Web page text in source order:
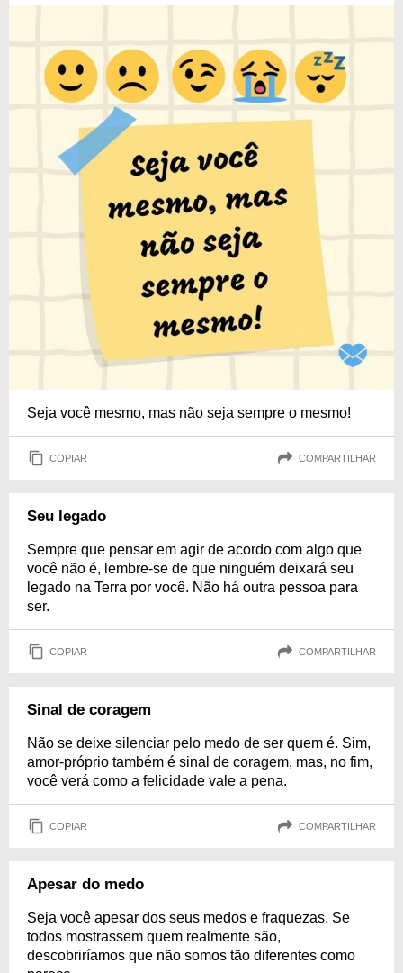
Seja você mesmo, mas não seja sempre o mesmo!
COPIAR COMPARTILHAR
Seu legado
Sempre que pensar em agir de acordo com algo que
você não é, lembre-se de que ninguém deixará seu
legado na Terra por você. Não há outra pessoa para
ser.
COPIAR COMPARTILHAR
Sinal de coragem
Não se deixe silenciar pelo medo de ser quem é. Sim,
amor-próprio também é sinal de coragem, mas, no fim,
você verá como a felicidade vale a pena.
COPIAR COMPARTILHAR
Apesar do medo
Seja você apesar dos seus medos e fraquezas. Se
todos mostrassem quem realmente são,
descobriríamos que não somos tão diferentes como